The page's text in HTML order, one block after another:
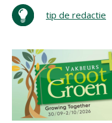
tip de redactie